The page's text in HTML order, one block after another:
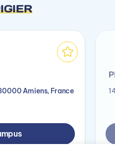
Amiens, France